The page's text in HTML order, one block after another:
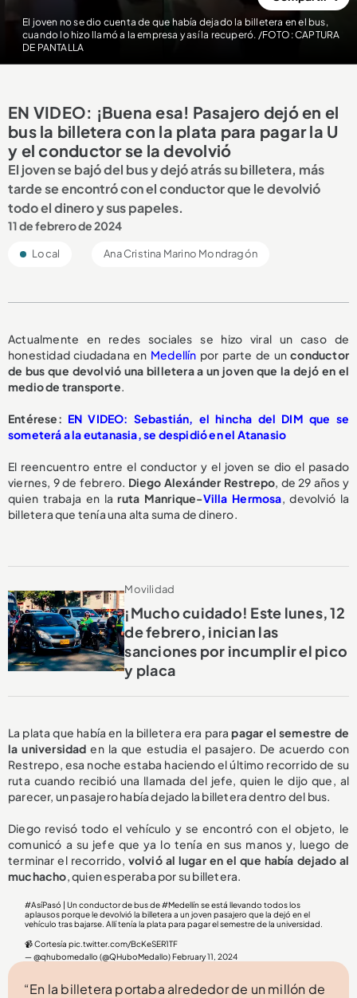
El joven no se dio cuenta de que había dejado la billetera en el bus,
cuando lo hizo llamó a la empresa y así la recuperó. /FOTO: CAPTURA
DE PANTALLA
EN VIDEO: ¡Buena esa! Pasajero dejó en el
bus la billetera con la plata para pagar la U
y el conductor se la devolvió
El joven se bajó del bus y dejó atrás su billetera, más
tarde se encontró con el conductor que le devolvió
todo el dinero y sus papeles.
11 de febrero de 2024
Local Ana Cristina Marino Mondragón
Actualmente en redes sociales se hizo viral un caso de
honestidad ciudadana en Medellín por parte de unconductor
de bus que devolvió una billetera a un joven que la dejó en el
medio de transporte.
Entérese: EN VIDEO: Sebastián, el hincha del DIM que se
someterá a la eutanasia, se despidió en el Atanasio
El reencuentro entre el conductor y el joven se dio el pasado
viernes, 9 de febrero. Diego Alexánder Restrepo, de 29 años y
quien trabaja en la ruta Manrique-Villa Hermosa, devolvió la
billetera que tenía una alta suma de dinero.
Movilidad
¡Mucho cuidado! Este lunes, 12
de febrero, inician las
sanciones por incumplir el pico
y placa
La plata que había en la billetera era para pagar el semestre de
la universidaden la que estudia el pasajero. De acuerdo con
Restrepo, esa noche estaba haciendo el último recorrido de su
ruta cuando recibió una llamada del jefe, quien le dijo que, al
parecer, un pasajero había dejado la billetera dentro del bus.
Diego revisó todo el vehículo y se encontró con el objeto, le
comunicó a su jefe que ya lo tenía en sus manos y, luego de
terminar el recorrido, volvió al lugar en el que había dejado al
muchacho, quien esperaba por su billetera.
#AsíPasó | Un conductor de bus de#Medellín se está llevando todos los
aplausos porque le devolvió la billetera a un joven pasajero que la dejó en el
vehículo tras bajarse. Allí tenía la plata para pagar el semestre de la universidad.
📹 Cortesíapic.twitter.com/BcKeSER1TF
— @qhubomedallo (@QHuboMedallo)February 11, 2024
“En la billetera portaba alrededor de un millón de